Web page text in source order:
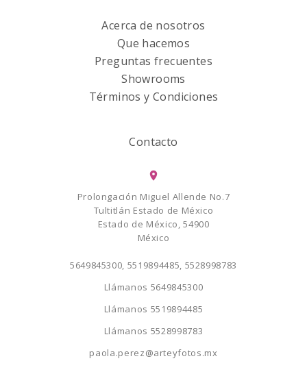
Acerca de nosotros
Que hacemos
Preguntas frecuentes
Showrooms
Términos y Condiciones
Contacto
Prolongación Miguel Allende No.7
Tultitlán Estado de México
Estado de México, 54900
México
5649845300, 5519894485, 5528998783
Llámanos 5649845300
Llámanos 5519894485
Llámanos 5528998783
paola.perez@arteyfotos.mx